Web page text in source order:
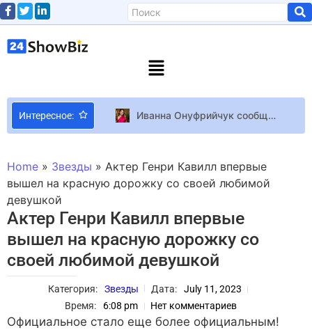
Интересное:
Иванна Онуфрийчук сообщила радостную новость: “Мы очень счастливы”
Новый виджет PlayStation 5 сообщит, во что играют ваши соседи — Sony тестирует интересное нововведение
Home » Звезды » Актер Генри Кавилл впервые
вышел на красную дорожку со своей любимой
девушкой
Актер Генри Кавилл впервые
вышел на красную дорожку со
своей любимой девушкой
Категория: Звезды Дата:
July 11, 2023
Время:
6:08 pm Нет комментариев
Официальное стало еще более официальным!